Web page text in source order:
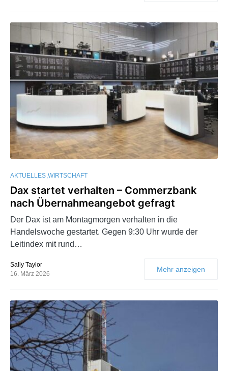
AKTUELLES WIRTSCHAFT
Dax startet verhalten – Commerzbank
nach Übernahmeangebot gefragt
Der Dax ist am Montagmorgen verhalten in die
Handelswoche gestartet. Gegen 9:30 Uhr wurde der
Leitindex mit rund…
Sally Taylor
16. März 2026
Mehr anzeigen